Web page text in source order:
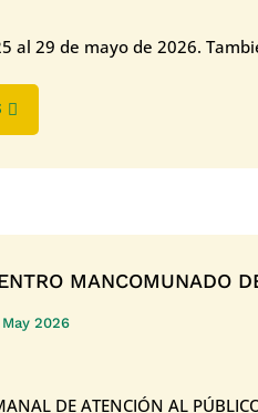
al 29 de mayo de 2026.
MANCOMUNADO
May 2026
DE ATENCIÓN AL